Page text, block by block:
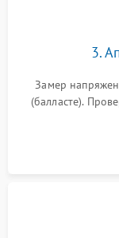
3.
Замер
(балласте).
или